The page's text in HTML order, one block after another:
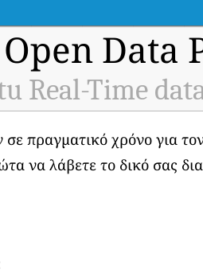
Data
Real-Time
πραγματικό χρόνο για
να λάβετε το δικό σας